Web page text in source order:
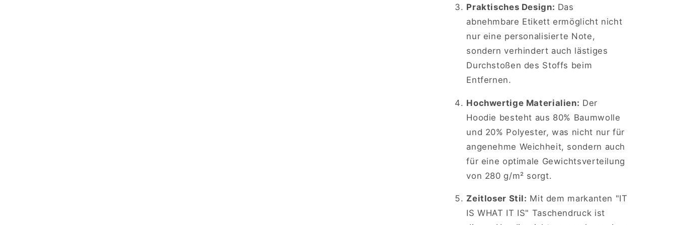
Praktisches Design: Das
abnehmbare Etikett ermöglicht nicht
nur eine personalisierte Note,
sondern verhindert auch lästiges
Durchstoßen des Stoffs beim
Entfernen.
Hochwertige Materialien: Der
Hoodie besteht aus 80% Baumwolle
und 20% Polyester, was nicht nur für
angenehme Weichheit, sondern auch
für eine optimale Gewichtsverteilung
von 280 g/m² sorgt.
Zeitloser Stil: Mit dem markanten "IT
IS WHAT IT IS" Taschendruck ist